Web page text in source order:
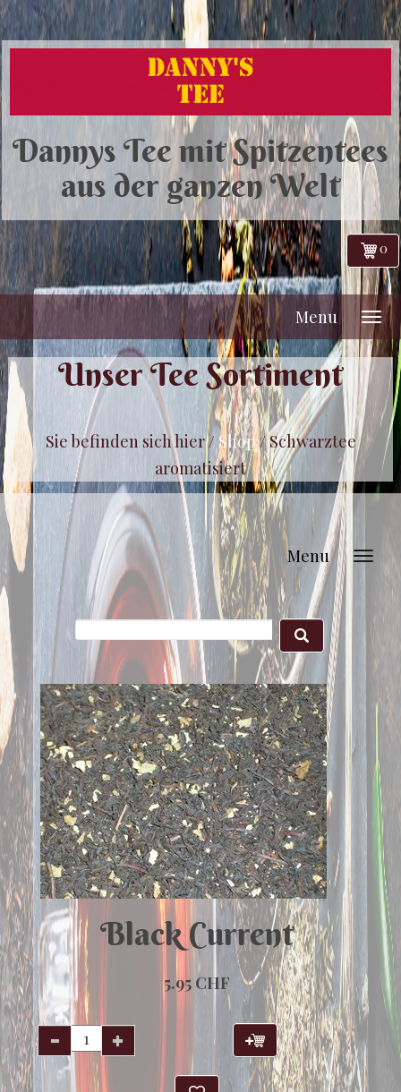
Dannys Tee mit Spitzentees
aus der ganzen Welt
0
Menu
Unser Tee Sortiment
Sie befinden sich hier / Shop/Schwarztee
aromatisiert
Menu
Black Current
5.95 CHF